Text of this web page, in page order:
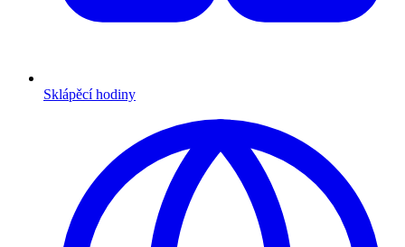
Sklápěcí hodiny